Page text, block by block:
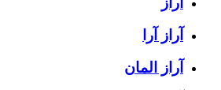
آراز آرا
آراز المان